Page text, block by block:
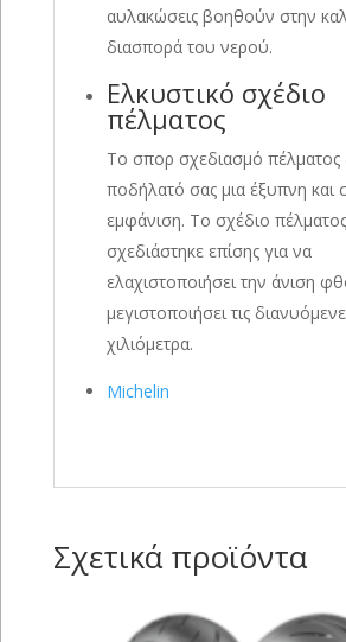
αυλακώσεις βοηθούν στην
διασπορά του νερού.
Ελκυστικό σχέδιο
πέλματος
Το σπορ σχεδιασμό πέλματος
ποδήλατό σας μια έξυπνη και
εμφάνιση. Το σχέδιο πέλματος
σχεδιάστηκε επίσης για να
ελαχιστοποιήσει την άνιση
μεγιστοποιήσει τις
χιλιόμετρα.
Michelin
Σχετικά προϊόντα